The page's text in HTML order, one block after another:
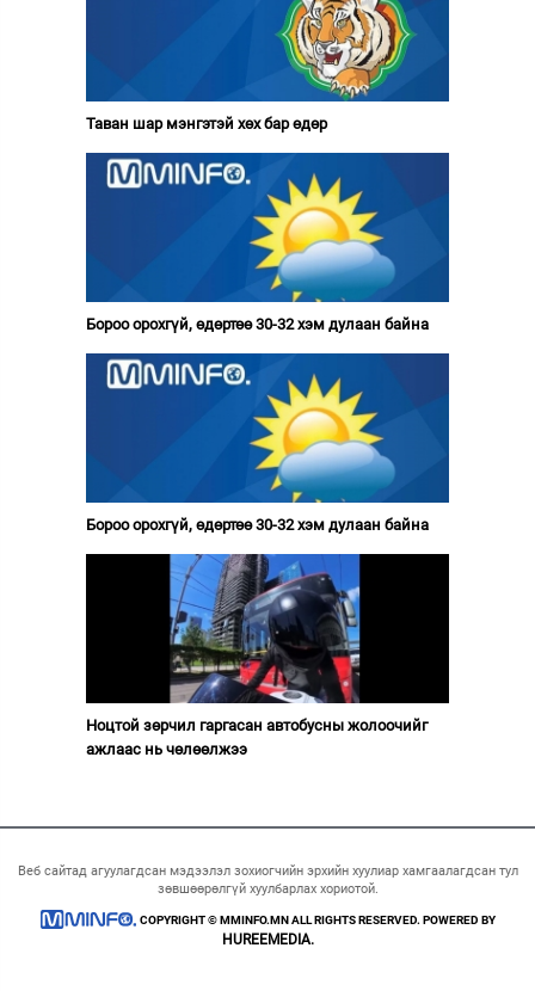
Таван шар мэнгэтэй хөх бар өдөр
Бороо орохгүй, өдөртөө 30-32 хэм дулаан байна
Бороо орохгүй, өдөртөө 30-32 хэм дулаан байна
Ноцтой зөрчил гаргасан автобусны жолоочийг
ажлаас нь чөлөөлжээ
Веб сайтад агуулагдсан мэдээлэл зохиогчийн эрхийн хуулиар хамгаалагдсан тул
зөвшөөрөлгүй хуулбарлах хориотой.
COPYRIGHT © MMINFO.MN ALL RIGHTS RESERVED. POWERED BY
HUREEMEDIA.